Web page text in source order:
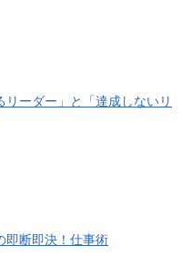
リーダー」と「達成しないリ
即断即決！仕事術